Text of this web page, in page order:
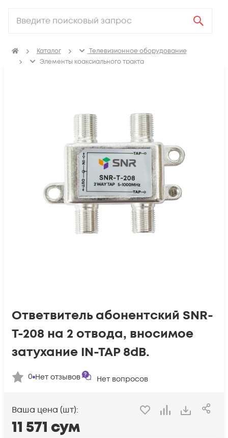
Каталог
Телевизионное оборудование
Элементы коаксиального тракта
Ответвитель абонентский SNR-
T-208 на 2 отвода, вносимое
затухание IN-TAP 8dB.
0 Нет отзывов Нет вопросов
Ваша цена (шт):
11 571 сум